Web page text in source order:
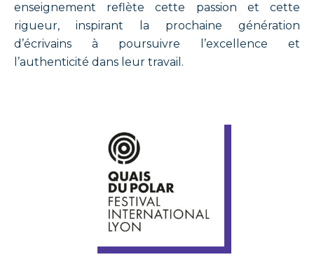
enseignement reflète cette passion et cette
rigueur, inspirant la prochaine génération
d’écrivains à poursuivre l’excellence et
l’authenticité dans leur travail.